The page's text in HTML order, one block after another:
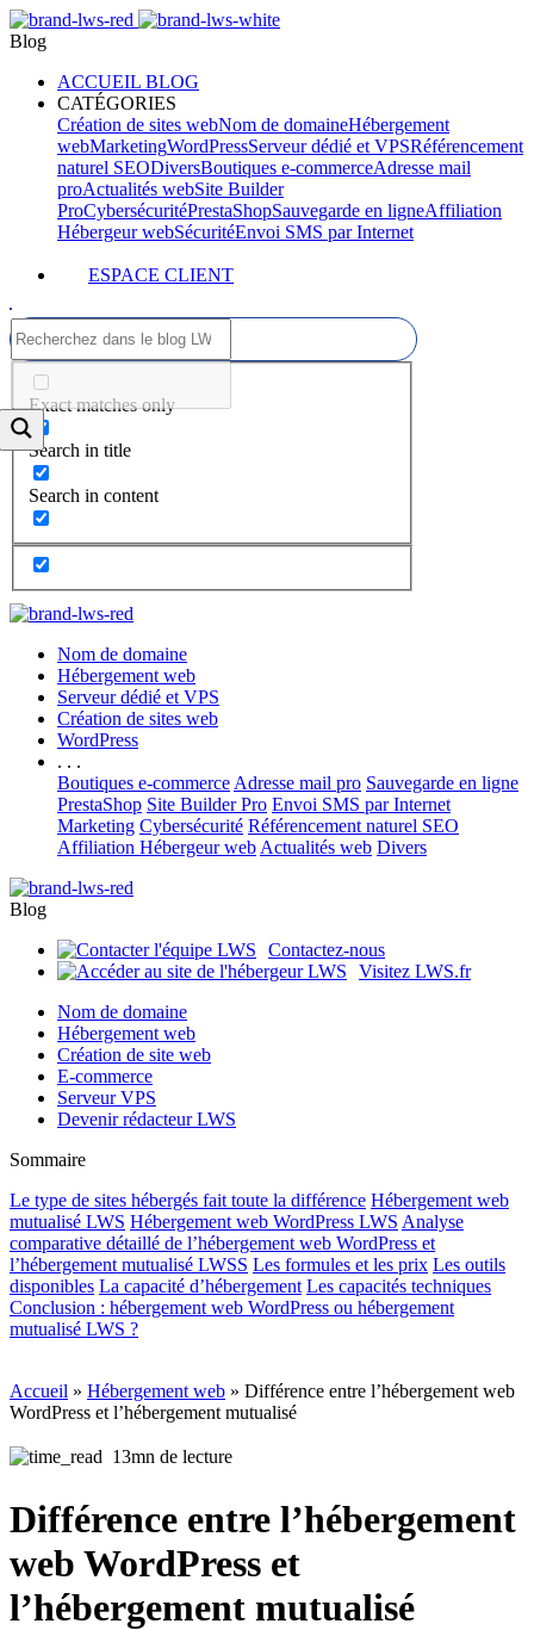
Blog
ACCUEIL BLOG
CATÉGORIES
Création de sites webNom de domaineHébergement
webMarketingWordPressServeur dédié et VPSRéférencement
naturel SEODiversBoutiques e-commerceAdresse mail
proActualités webSite Builder
ProCybersécuritéPrestaShopSauvegarde en ligneAffiliation
Hébergeur webSécuritéEnvoi SMS par Internet
ESPACE CLIENT
Exact matches only
Search in title
Search in content
Nom de domaine
Hébergement web
Serveur dédié et VPS
Création de sites web
WordPress
. . .
Boutiques e-commerce Adresse mail pro Sauvegarde en ligne
PrestaShop Site Builder Pro Envoi SMS par Internet
Marketing Cybersécurité Référencement naturel SEO
Affiliation Hébergeur web Actualités web Divers
Blog
Contactez-nous
Visitez LWS.fr
Nom de domaine
Hébergement web
Création de site web
E-commerce
Serveur VPS
Devenir rédacteur LWS
Sommaire
Le type de sites hébergés fait toute la différence Hébergement web
mutualisé LWS Hébergement web WordPress LWS Analyse
comparative détaillé de l’hébergement web WordPress et
l’hébergement mutualisé LWSS Les formules et les prix Les outils
disponibles La capacité d’hébergement Les capacités techniques
Conclusion : hébergement web WordPress ou hébergement
mutualisé LWS ?
Accueil » Hébergement web » Différence entre l’hébergement web
WordPress et l’hébergement mutualisé
13mn de lecture
Différence entre l’hébergement
web WordPress et
l’hébergement mutualisé